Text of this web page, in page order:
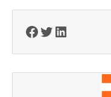
Facebook
Twitter
LinkedIn